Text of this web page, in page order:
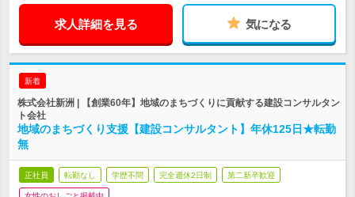
求人詳細を見る 気になる
新着
株式会社新洲 | 【創業60年】地域のまちづくりに貢献する建設コンサルタン
ト会社
地域のまちづくり支援【建設コンサルタント】年休125日★転勤
無
正社員 転勤なし 学歴不問 完全週休2日制 第二新卒歓迎